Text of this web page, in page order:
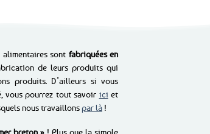
sont fabriquées en
de leurs produits qui
produits. D’ailleurs si vous
vous pourrez tout savoir ici et
nous travaillonspar là !
breton »! Plus que la simple